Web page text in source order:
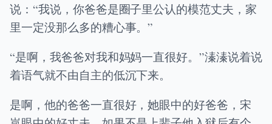
说：“我说，你爸爸是圈子里公认的模范丈夫，家
里一定没那么多的糟心事。”
“是啊，我爸爸对我和妈妈一直很好。”溱溱说着说
着语气就不由自主的低沉下来。
是啊，他的爸爸一直很好，她眼中的好爸爸，宋